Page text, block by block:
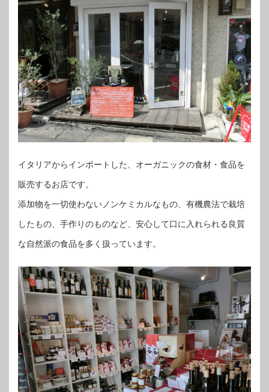
イタリアからインポートした、オーガニックの食材・食品を
販売するお店です。
添加物を一切使わないノンケミカルなもの、有機農法で栽培
したもの、手作りのものなど、安心して口に入れられる良質
な自然派の食品を多く扱っています。